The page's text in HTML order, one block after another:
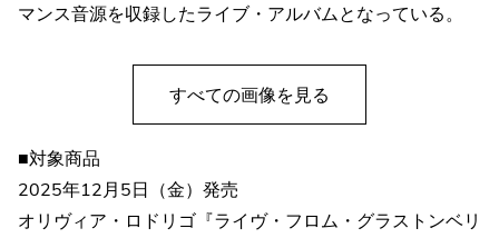
マンス音源を収録したライブ・アルバムとなっている。
すべての画像を見る
■対象商品
2025年12月5日（金）発売
オリヴィア・ロドリゴ『ライヴ・フロム・グラストンベリ